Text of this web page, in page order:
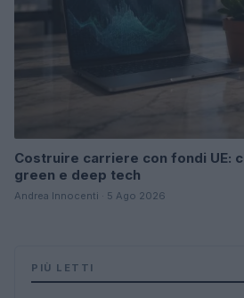
Costruire carriere con fondi UE:
green e deep tech
Andrea Innocenti · 5 Ago 2026
PIÙ LETTI